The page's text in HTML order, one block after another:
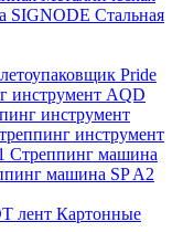
SIGNODE Стальная
Pride
инструмент AQD
инструмент
инструмент
Стреппинг машина
машина SP A2
лент Картонные